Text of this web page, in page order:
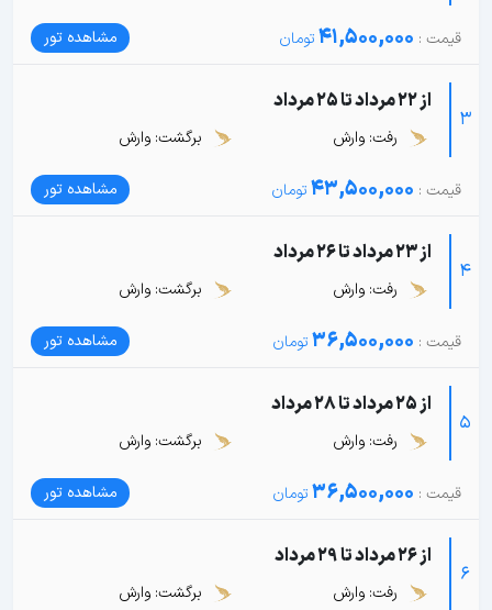
41,500,000 مشاهده تور
3
از 22 مرداد تا 25 مرداد
رفت: وارش برگشت: وارش
43,500,000 مشاهده تور
4
از 23 مرداد تا 26 مرداد
رفت: وارش برگشت: وارش
36,500,000 مشاهده تور
5
از 25 مرداد تا 28 مرداد
رفت: وارش برگشت: وارش
36,500,000 مشاهده تور
6
از 26 مرداد تا 29 مرداد
رفت: وارش برگشت: وارش